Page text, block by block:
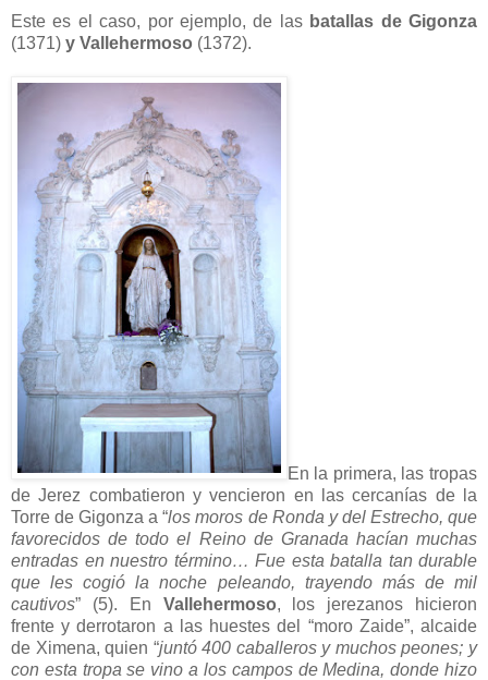
Este es el caso, por ejemplo, de las batallas de Gigonza
(1371) y Vallehermoso (1372).
En la primera, las tropas
de Jerez combatieron y vencieron en las cercanías de la
Torre de Gigonza a “los moros de Ronda y del Estrecho, que
favorecidos de todo el Reino de Granada hacían muchas
entradas en nuestro término… Fue esta batalla tan durable
que les cogió la noche peleando, trayendo más de mil
cautivos” (5). En Vallehermoso, los jerezanos hicieron
frente y derrotaron a las huestes del “moro Zaide”, alcaide
de Ximena, quien “juntó 400 caballeros y muchos peones; y
con esta tropa se vino a los campos de Medina, donde hizo